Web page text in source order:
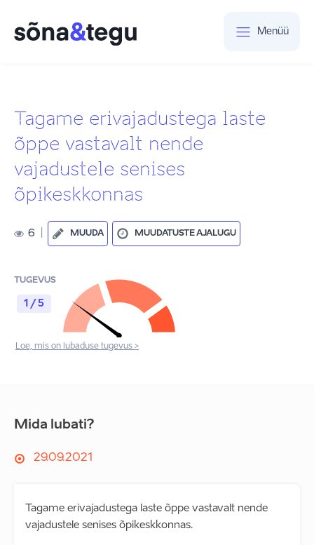
Menüü
Tagame erivajadustega laste
õppe vastavalt nende
vajadustele senises
õpikeskkonnas
6 MUUDA MUUDATUSTE AJALUGU
TUGEVUS
1 / 5
Loe, mis on lubaduse tugevus >
Mida lubati?
29.09.2021
Tagame erivajadustega laste õppe vastavalt nende
vajadustele senises õpikeskkonnas.